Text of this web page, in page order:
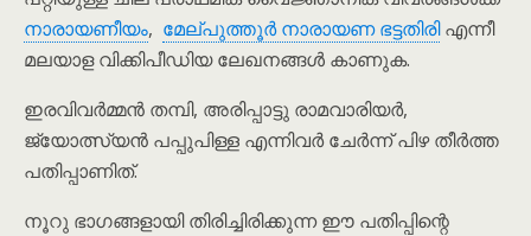
നാരായണീയം, മേല്പുത്തൂർ നാരായണ ഭട്ടതിരിഎന്നീ
മലയാള വിക്കിപീഡിയ ലേഖനങ്ങൾ കാണുക.
ഇരവിവർമ്മൻ തമ്പി, അരിപ്പാട്ടു രാമവാരിയർ,
ജ്യോത്സ്യൻ പപ്പുപിള്ള എന്നിവർ ചേർന്ന് പിഴ തീർത്ത
പതിപ്പാണിത്.
നൂറു ഭാഗങ്ങളായി തിരിച്ചിരിക്കുന്ന ഈ പതിപ്പിന്റെ